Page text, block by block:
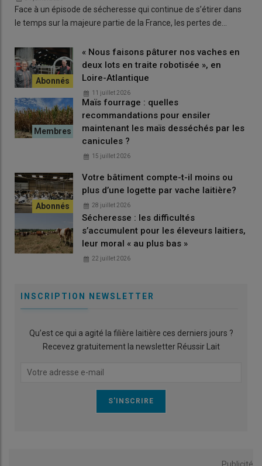
Face à un épisode de sécheresse qui continue de s’étirer dans
le temps sur la majeure partie de la France, les pertes de…
« Nous faisons pâturer nos vaches en
deux lots en traite robotisée », en
Loire-Atlantique
11 juillet 2026
Maïs fourrage : quelles
recommandations pour ensiler
maintenant les maïs desséchés par les
canicules ?
15 juillet 2026
Votre bâtiment compte-t-il moins ou
plus d’une logette par vache laitière?
28 juillet 2026
Sécheresse : les difficultés
s’accumulent pour les éleveurs laitiers,
leur moral « au plus bas »
22 juillet 2026
INSCRIPTION NEWSLETTER
Qu’est ce qui a agité la filière laitière ces derniers jours ?
Recevez gratuitement la newsletter Réussir Lait